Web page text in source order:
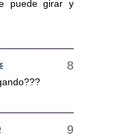
puede girar y